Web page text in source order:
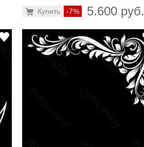
-7% 5.600 руб.
Купить